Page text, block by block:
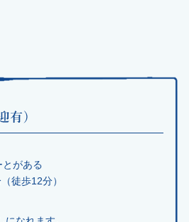
とがある
徒歩12分）